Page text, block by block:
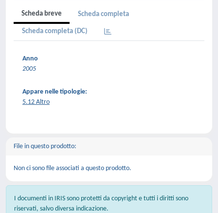
Scheda breve Scheda completa
Scheda completa (DC)
Anno
2005
Appare nelle tipologie:
5.12 Altro
File in questo prodotto:
Non ci sono file associati a questo prodotto.
I documenti in IRIS sono protetti da copyright e tutti i diritti sono
riservati, salvo diversa indicazione.